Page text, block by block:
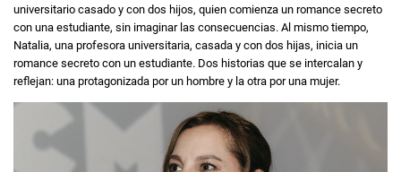
universitario casado y con dos hijos, quien comienza un romance secreto
con una estudiante, sin imaginar las consecuencias. Al mismo tiempo,
Natalia, una profesora universitaria, casada y con dos hijas, inicia un
romance secreto con un estudiante. Dos historias que se intercalan y
reflejan: una protagonizada por un hombre y la otra por una mujer.